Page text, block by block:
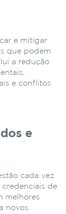
e mitigar
que podem
a redução
e conflitos
e
cada vez
de
melhores
novos